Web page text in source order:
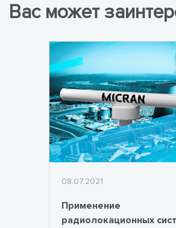
Вас может
08.07.2021
Применение
радиолокационных